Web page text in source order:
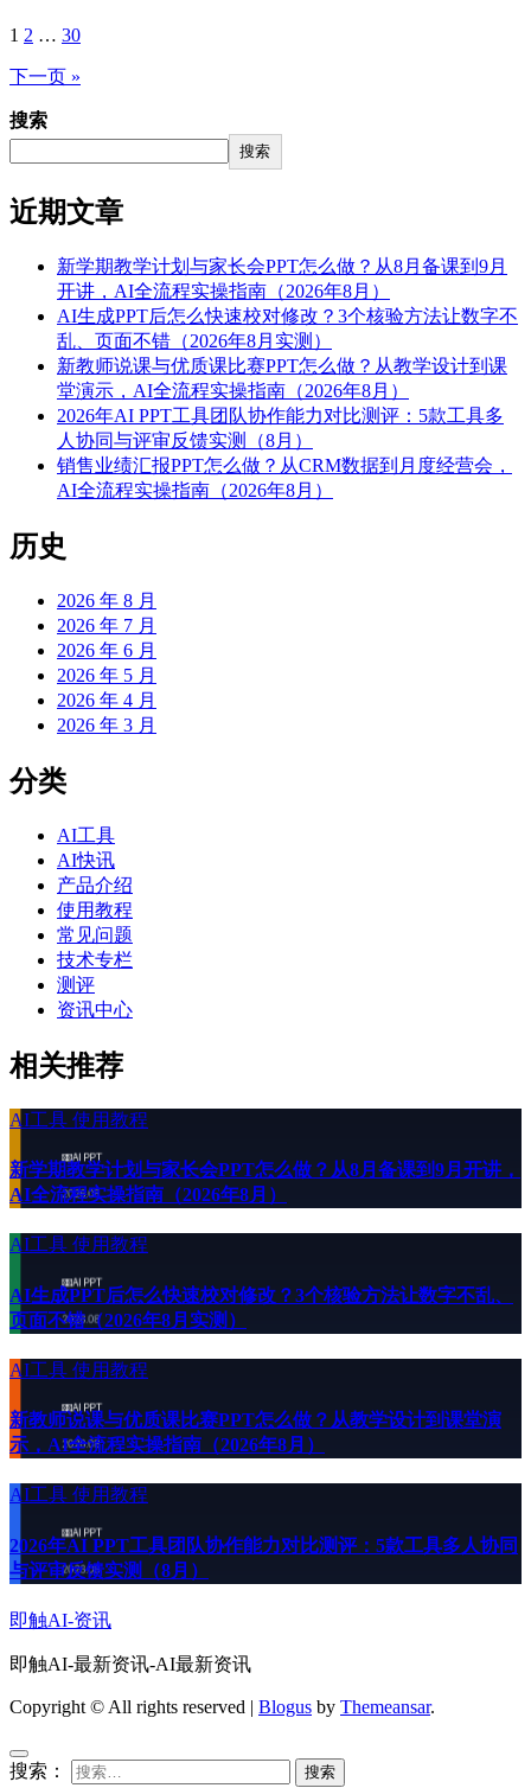
1 2 … 30
下一页 »
搜索
搜索
近期文章
新学期教学计划与家长会PPT怎么做？从8月备课到9月
开讲，AI全流程实操指南（2026年8月）
AI生成PPT后怎么快速校对修改？3个核验方法让数字不
乱、页面不错（2026年8月实测）
新教师说课与优质课比赛PPT怎么做？从教学设计到课
堂演示，AI全流程实操指南（2026年8月）
2026年AI PPT工具团队协作能力对比测评：5款工具多
人协同与评审反馈实测（8月）
销售业绩汇报PPT怎么做？从CRM数据到月度经营会，
AI全流程实操指南（2026年8月）
历史
2026 年 8 月
2026 年 7 月
2026 年 6 月
2026 年 5 月
2026 年 4 月
2026 年 3 月
分类
AI工具
AI快讯
产品介绍
使用教程
常见问题
技术专栏
测评
资讯中心
相关推荐
AI工具 使用教程
新学期教学计划与家长会PPT怎么做？从8月备课到9月开讲，
AI全流程实操指南（2026年8月）
AI工具 使用教程
AI生成PPT后怎么快速校对修改？3个核验方法让数字不乱、
页面不错（2026年8月实测）
AI工具 使用教程
新教师说课与优质课比赛PPT怎么做？从教学设计到课堂演
示，AI全流程实操指南（2026年8月）
AI工具 使用教程
2026年AI PPT工具团队协作能力对比测评：5款工具多人协同
与评审反馈实测（8月）
即触AI-资讯
即触AI-最新资讯-AI最新资讯
Copyright © All rights reserved | Blogus by Themeansar.
搜索：